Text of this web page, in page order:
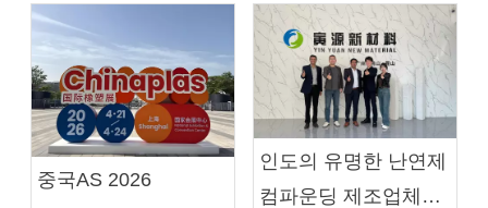
중국AS 2026
인도의 유명한 난연제
컴파운딩 제조업체인